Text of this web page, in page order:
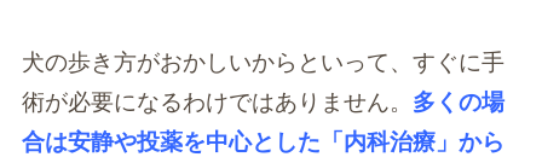
犬の歩き方がおかしいからといって、すぐに手
術が必要になるわけではありません。 多くの場
合は安静や投薬を中心とした「内科治療」から